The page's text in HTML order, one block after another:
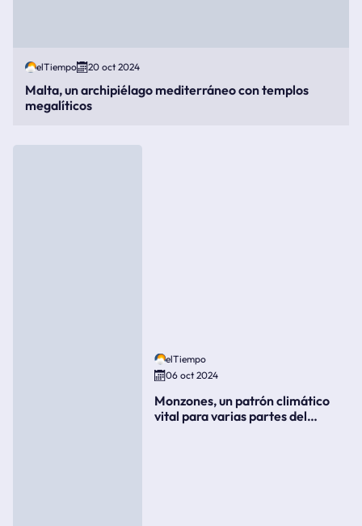
elTiempo 20 oct 2024
Malta, un archipiélago mediterráneo con templos
megalíticos
elTiempo
06 oct 2024
Monzones, un patrón climático
vital para varias partes del